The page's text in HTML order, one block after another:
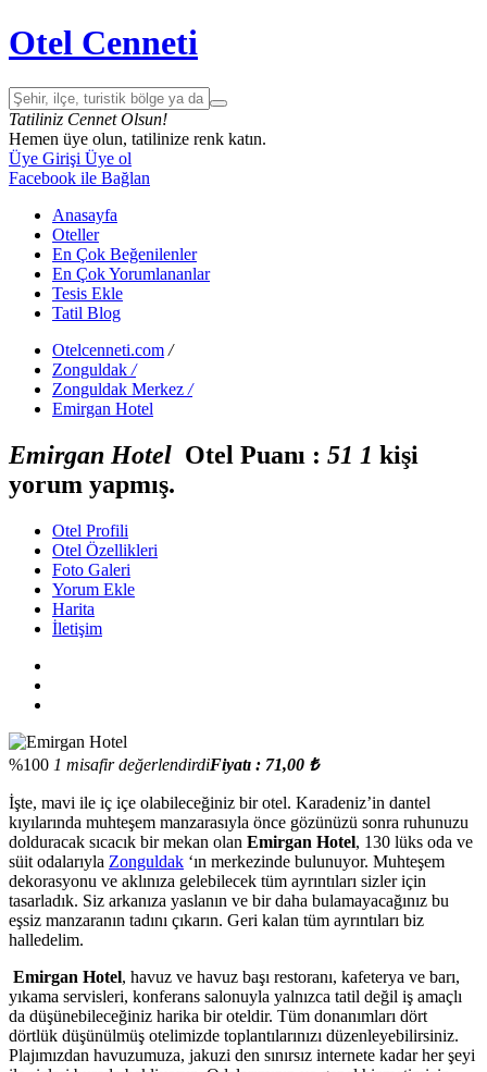
Otel Cenneti
Tatiliniz Cennet Olsun!
Hemen üye olun, tatilinize renk katın.
Üye Girişi Üye ol
Facebook ile Bağlan
Anasayfa
Oteller
En Çok Beğenilenler
En Çok Yorumlananlar
Tesis Ekle
Tatil Blog
Otelcenneti.com /
Zonguldak /
Zonguldak Merkez /
Emirgan Hotel
Emirgan Hotel Otel Puanı : 51 1 kişi
yorum yapmış.
Otel Profili
Otel Özellikleri
Foto Galeri
Yorum Ekle
Harita
İletişim
%100 1 misafir değerlendirdiFiyatı : 71,00 ₺
İşte, mavi ile iç içe olabileceğiniz bir otel. Karadeniz’in dantel
kıyılarında muhteşem manzarasıyla önce gözünüzü sonra ruhunuzu
dolduracak sıcacık bir mekan olan Emirgan Hotel, 130 lüks oda ve
süit odalarıyla Zonguldak ‘ın merkezinde bulunuyor. Muhteşem
dekorasyonu ve aklınıza gelebilecek tüm ayrıntıları sizler için
tasarladık. Siz arkanıza yaslanın ve bir daha bulamayacağınız bu
eşsiz manzaranın tadını çıkarın. Geri kalan tüm ayrıntıları biz
halledelim.
Emirgan Hotel, havuz ve havuz başı restoranı, kafeterya ve barı,
yıkama servisleri, konferans salonuyla yalnızca tatil değil iş amaçlı
da düşünebileceğiniz harika bir oteldir. Tüm donanımları dört
dörtlük düşünülmüş otelimizde toplantılarınızı düzenleyebilirsiniz.
Plajımızdan havuzumuza, jakuzi den sınırsız internete kadar her şeyi